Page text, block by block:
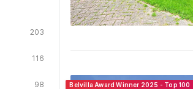
203
116
98 Belvilla Award Winner 2025 - Top 100